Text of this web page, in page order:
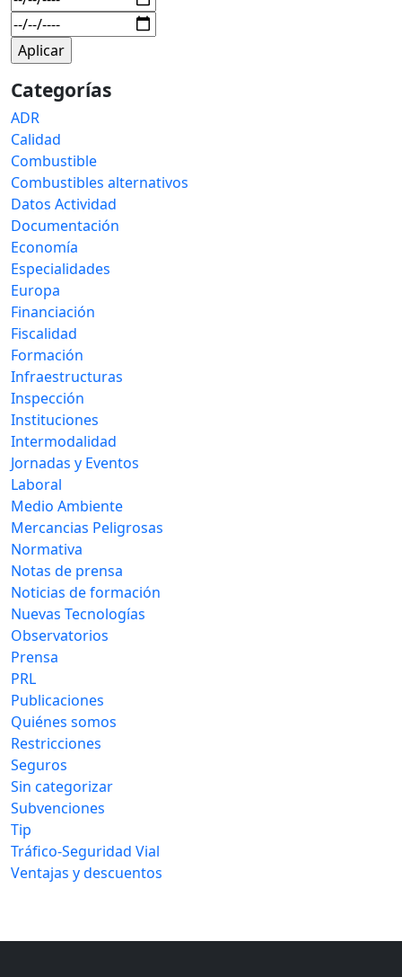
Categorías
ADR
Calidad
Combustible
Combustibles alternativos
Datos Actividad
Documentación
Economía
Especialidades
Europa
Financiación
Fiscalidad
Formación
Infraestructuras
Inspección
Instituciones
Intermodalidad
Jornadas y Eventos
Laboral
Medio Ambiente
Mercancias Peligrosas
Normativa
Notas de prensa
Noticias de formación
Nuevas Tecnologías
Observatorios
Prensa
PRL
Publicaciones
Quiénes somos
Restricciones
Seguros
Sin categorizar
Subvenciones
Tip
Tráfico-Seguridad Vial
Ventajas y descuentos